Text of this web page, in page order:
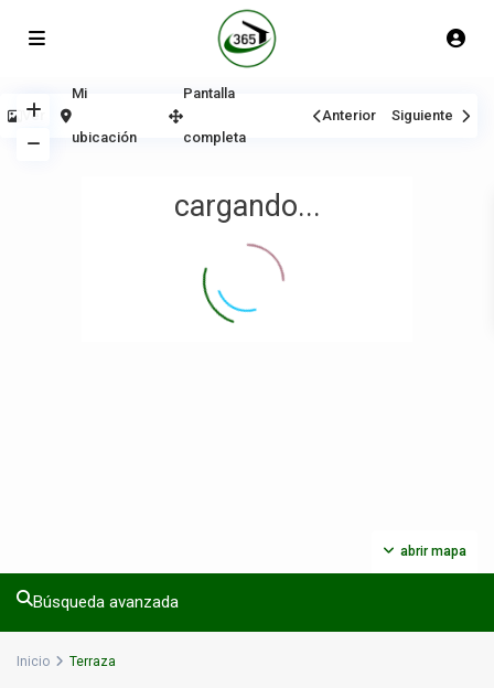
cargando...
abrir mapa
Ver
Mi
ubicación
Pantalla
completa
Anterior Siguiente
Búsqueda avanzada
Inicio Terraza